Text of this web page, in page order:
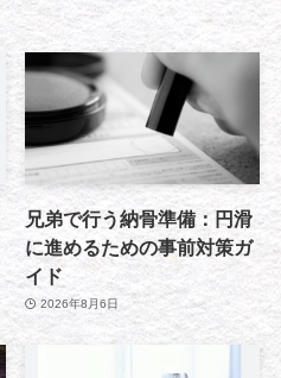
兄弟で行う納骨準備：円滑
に進めるための事前対策ガ
イド
2026年8月6日